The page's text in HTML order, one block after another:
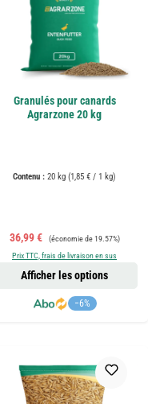
Granulés pour canards
Agrarzone 20 kg
Contenu : 20 kg (1,85 € / 1 kg)
Prix de vente :
36,99 € Prix régulier :
(économie de 19.57%)
Prix TTC, frais de livraison en sus
−6%
Afficher les options